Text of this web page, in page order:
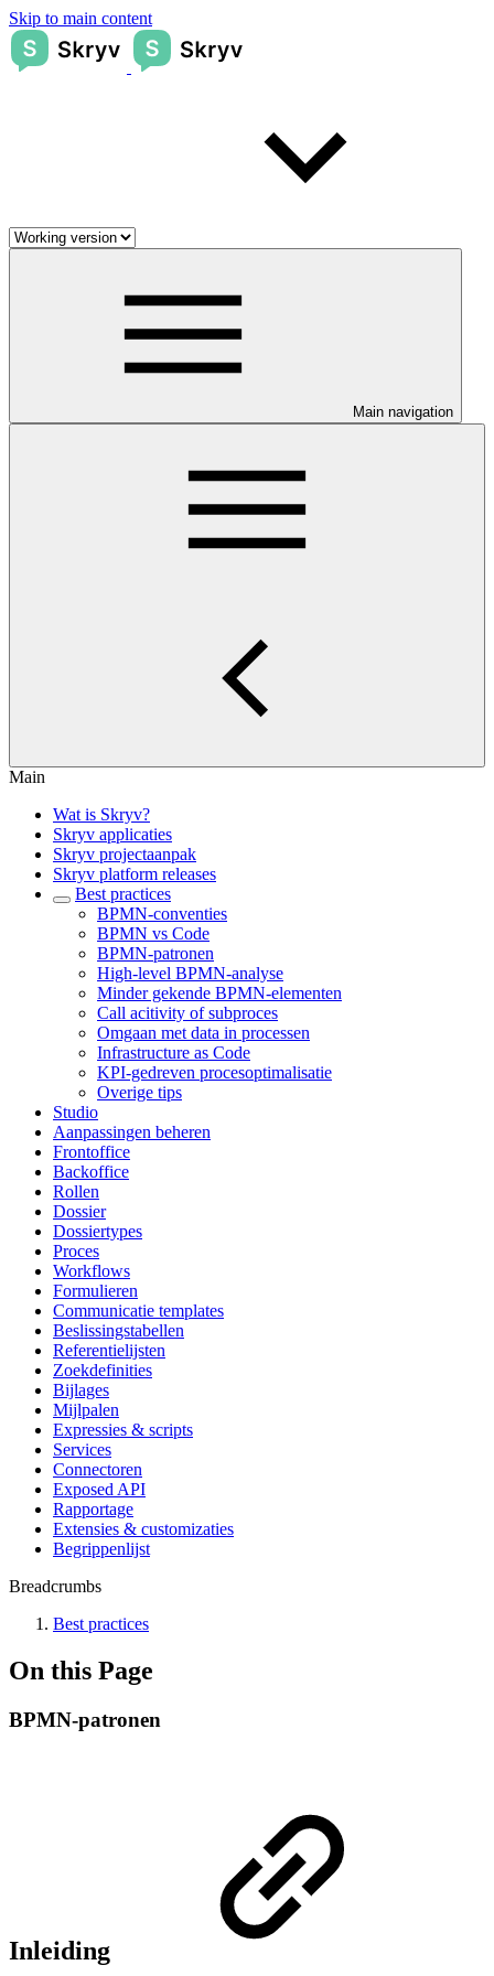
Skip to main content
Main navigation
Main
Wat is Skryv?
Skryv applicaties
Skryv projectaanpak
Skryv platform releases
Best practices
BPMN-conventies
BPMN vs Code
BPMN-patronen
High-level BPMN-analyse
Minder gekende BPMN-elementen
Call acitivity of subproces
Omgaan met data in processen
Infrastructure as Code
KPI-gedreven procesoptimalisatie
Overige tips
Studio
Aanpassingen beheren
Frontoffice
Backoffice
Rollen
Dossier
Dossiertypes
Proces
Workflows
Formulieren
Communicatie templates
Beslissingstabellen
Referentielijsten
Zoekdefinities
Bijlages
Mijlpalen
Expressies & scripts
Services
Connectoren
Exposed API
Rapportage
Extensies & customizaties
Begrippenlijst
Breadcrumbs
Best practices
On this Page
BPMN-patronen
Inleiding